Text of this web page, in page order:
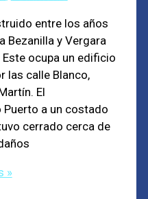
entre los años
Bezanilla y Vergara
ocupa un edificio
las calle Blanco,
El
a un costado
cerrado cerca de
»